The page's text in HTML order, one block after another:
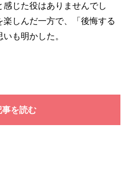
じた役はありませんでし
しんだ一方で、「後悔する
も明かした。
事を読む